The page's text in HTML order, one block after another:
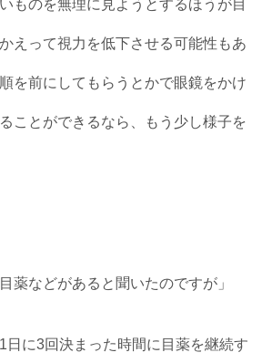
ものを無理に見ようとするほうが目
えって視力を低下させる可能性もあ
を前にしてもらうとかで眼鏡をかけ
ことができるなら、もう少し様子を
薬などがあると聞いたのですが」
に3回決まった時間に目薬を継続す